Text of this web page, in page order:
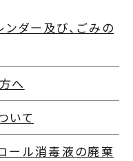
ダー及び、ごみの
へ
いて
ール消毒液の廃棄